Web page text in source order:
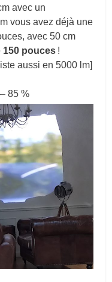
avec un
vous avez déjà une
avec 50 cm
150 pouces !
aussi en 5000 lm]
85 %